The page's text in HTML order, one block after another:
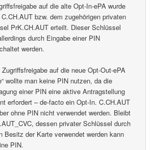
auf die alte Opt-In-ePA wurde
bzw. dem zugehörigen privaten
PrK.CH.AUT erteilt. Dieser Schlüssel
durch Eingabe einer PIN
werden.
Zugriffsfreigabe auf die neue Opt-Out-ePA
wollte man keine PIN nutzen, da die
einer PIN eine aktive Antragstellung
erfordert – de-facto ein Opt-In. C.CH.AUT
ohne PIN nicht verwendet werden. Bleibt
dessen privater Schlüssel durch
Besitz der Karte verwendet werden kann
PIN.